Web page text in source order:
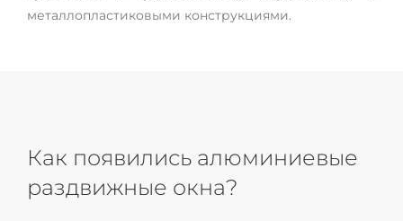
металлопластиковыми конструкциями.
Как появились алюминиевые
раздвижные окна?